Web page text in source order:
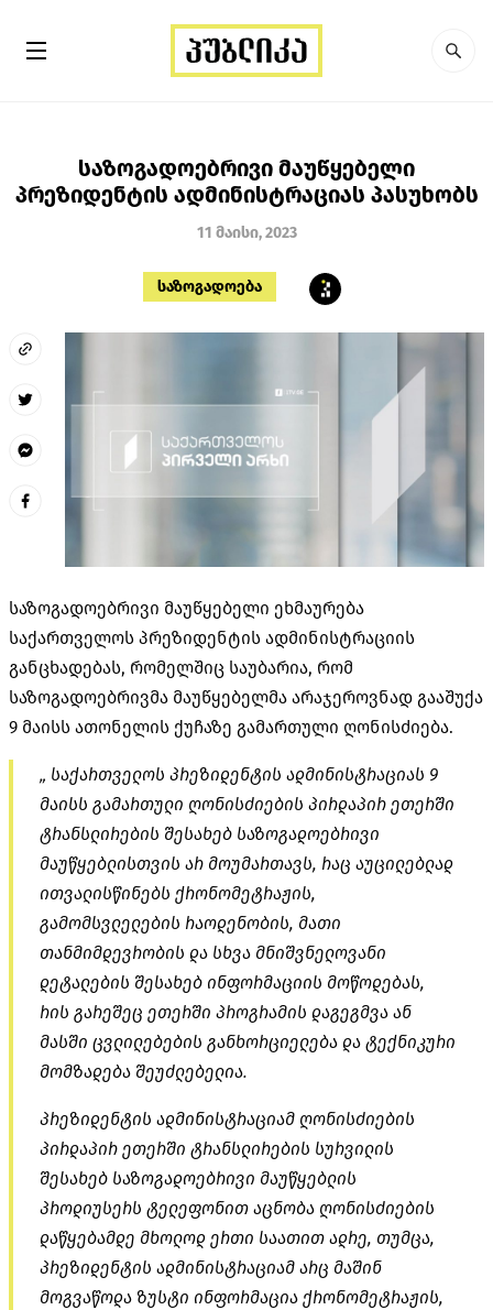
საზოგადოებრივი მაუწყებელი
პრეზიდენტის ადმინისტრაციას პასუხობს
11 მაისი, 2023
საზოგადოება
საზოგადოებრივი მაუწყებელი ეხმაურება
საქართველოს პრეზიდენტის ადმინისტრაციის
განცხადებას, რომელშიც საუბარია, რომ
საზოგადოებრივმა მაუწყებელმა არაჯეროვნად გააშუქა
9 მაისს ათონელის ქუჩაზე გამართული ღონისძიება.
„ საქართველოს პრეზიდენტის ადმინისტრაციას 9
მაისს გამართული ღონისძიების პირდაპირ ეთერში
ტრანსლირების შესახებ საზოგადოებრივი
მაუწყებლისთვის არ მოუმართავს, რაც აუცილებლად
ითვალისწინებს ქრონომეტრაჟის,
გამომსვლელების რაოდენობის, მათი
თანმიმდევრობის და სხვა მნიშვნელოვანი
დეტალების შესახებ ინფორმაციის მოწოდებას,
რის გარეშეც ეთერში პროგრამის დაგეგმვა ან
მასში ცვლილებების განხორციელება და ტექნიკური
მომზადება შეუძლებელია.
პრეზიდენტის ადმინისტრაციამ ღონისძიების
პირდაპირ ეთერში ტრანსლირების სურვილის
შესახებ საზოგადოებრივი მაუწყებლის
პროდიუსერს ტელეფონით აცნობა ღონისძიების
დაწყებამდე მხოლოდ ერთი საათით ადრე, თუმცა,
პრეზიდენტის ადმინისტრაციამ არც მაშინ
მოგვაწოდა ზუსტი ინფორმაცია ქრონომეტრაჟის,